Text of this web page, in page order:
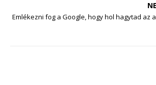
Emlékezni fog a Google, hogy hol hagytad az